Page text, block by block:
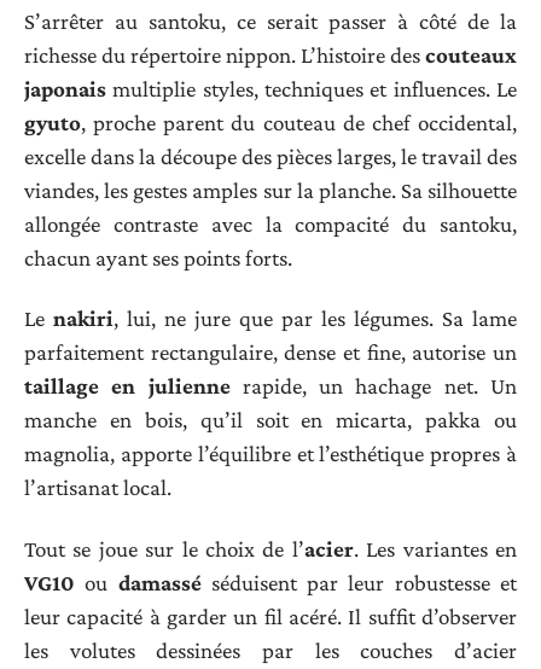
S’arrêter au santoku, ce serait passer à côté de la
richesse du répertoire nippon. L’histoire descouteaux
japonais multiplie styles, techniques et influences. Le
gyuto, proche parent du couteau de chef occidental,
excelle dans la découpe des pièces larges, le travail des
viandes, les gestes amples sur la planche. Sa silhouette
allongée contraste avec la compacité du santoku,
chacun ayant ses points forts.
Le nakiri, lui, ne jure que par les légumes. Sa lame
parfaitement rectangulaire, dense et fine, autorise un
taillage en juliennerapide, un hachage net. Un
manche en bois, qu’il soit en micarta, pakka ou
magnolia, apporte l’équilibre et l’esthétique propres à
l’artisanat local.
Tout se joue sur le choix de l’acier. Les variantes en
VG10 ou damasséséduisent par leur robustesse et
leur capacité à garder un fil acéré. Il suffit d’observer
les volutes dessinées par les couches d’acier